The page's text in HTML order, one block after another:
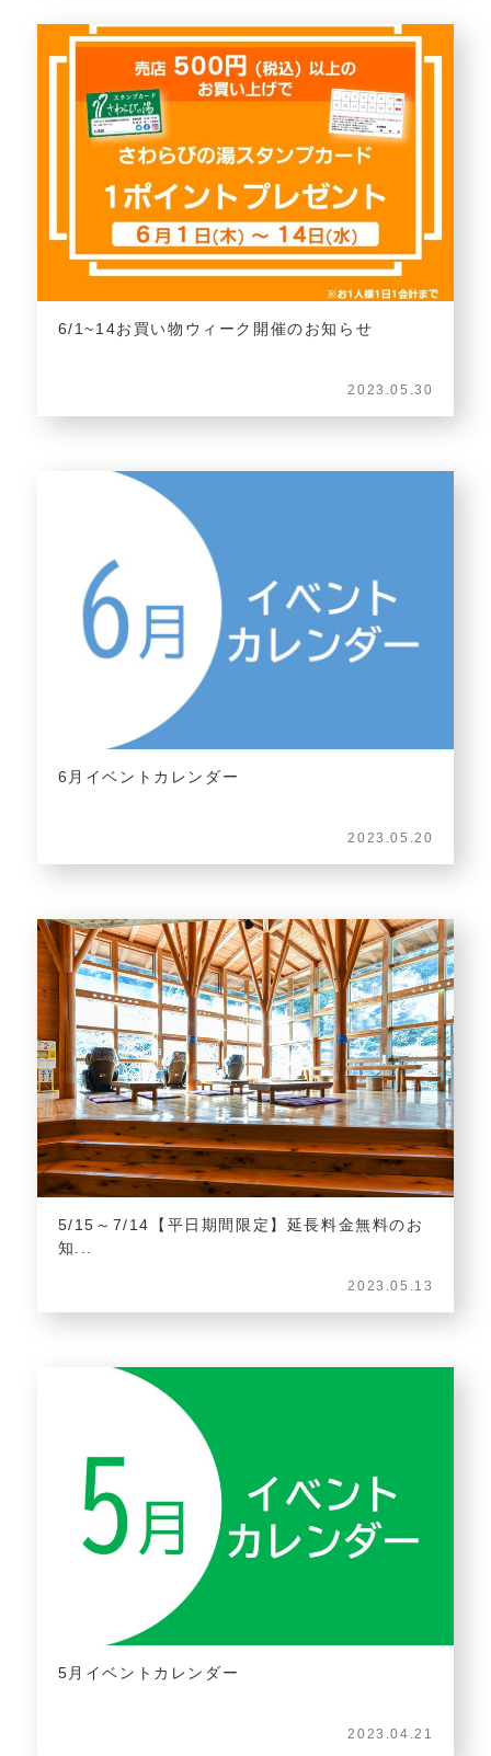
6/1~14お買い物ウィーク開催のお知らせ
2023.05.30
6月イベントカレンダー
2023.05.20
5/15～7/14【平日期間限定】延長料金無料のお
知...
2023.05.13
5月イベントカレンダー
2023.04.21